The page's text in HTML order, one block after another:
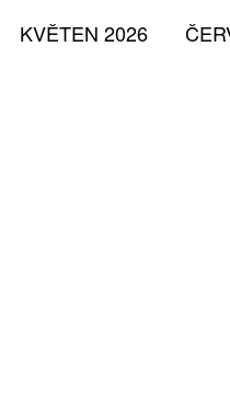
KVĚTEN 2026